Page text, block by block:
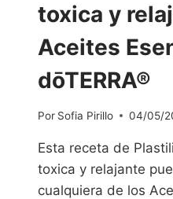
toxica y
Aceites
dōTERRA®
Por Sofia Pirillo 04/05/
Esta receta de
toxica y relajante
cualquiera de los